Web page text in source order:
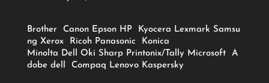
Brother Canon Epson HP Kyocera Lexmark Samsu
ng Xerox Ricoh Panasonic
Konica
Minolta Dell Oki Sharp Printonix/Tally Microsoft
A
dobe dell Compaq Lenovo Kaspersky